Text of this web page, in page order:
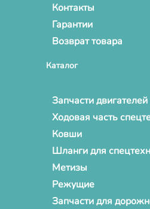
Контакты
Гарантии
Возврат товара
Каталог
Запчасти
Ходовая часть
Ковши
Шланги для
Метизы
Режущие
Запчасти для